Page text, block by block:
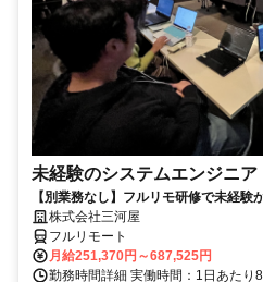
未経験のシステムエンジニア
【別業務なし】フルリモ研修で未経験
株式会社三河屋
フルリモート
月給251,370円～687,525円
勤務時間詳細 実働時間：1日あたり